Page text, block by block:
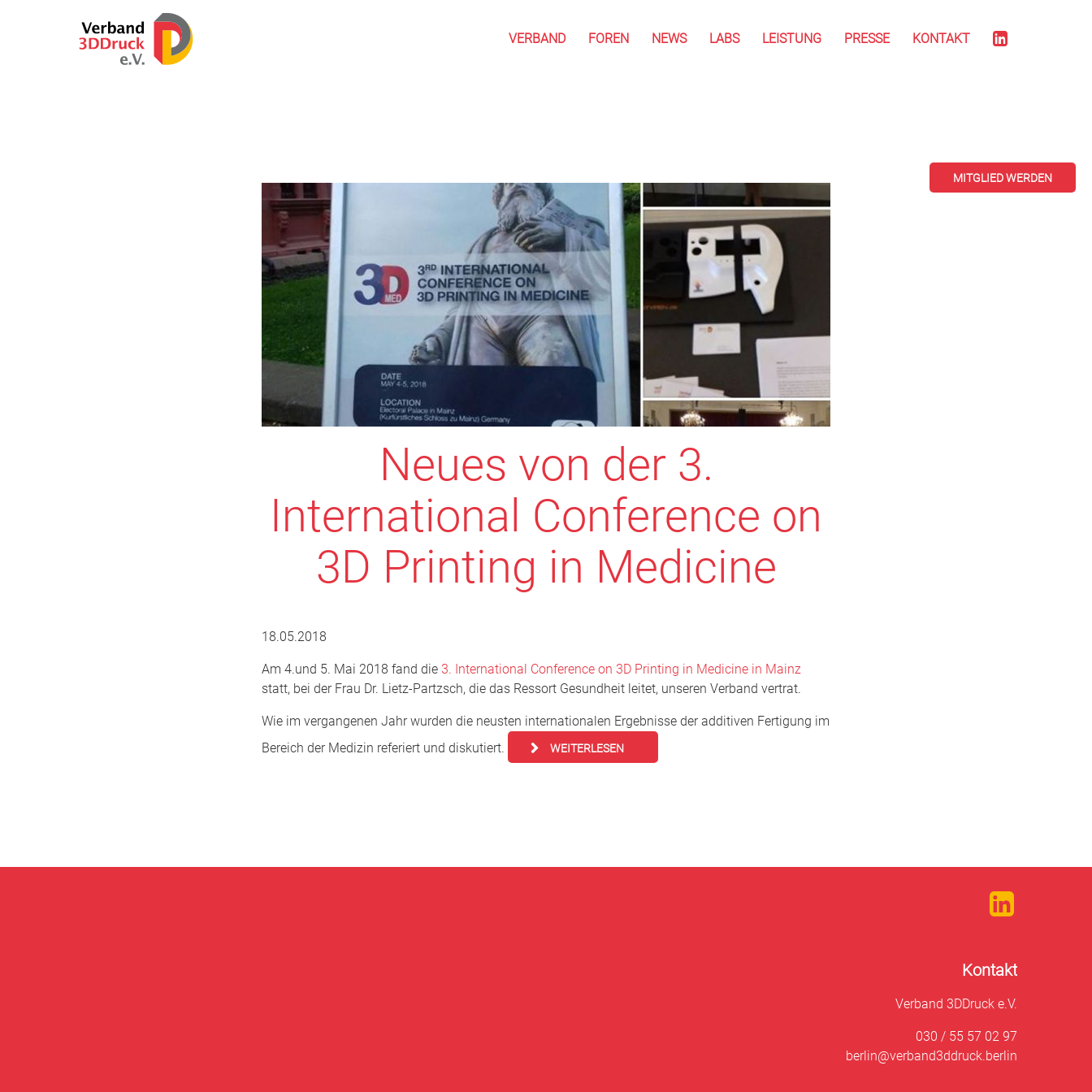
VERBAND FOREN NEWS LABS LEISTUNG PRESSE KONTAKT
Neues von der 3.
International Conference on
3D Printing in Medicine
18.05.2018
Am 4.und 5. Mai 2018 fand die 3. International Conference on 3D Printing in Medicine in Mainz
statt, bei der Frau Dr. Lietz-Partzsch, die das Ressort Gesundheit leitet, unseren Verband vertrat.
Wie im vergangenen Jahr wurden die neusten internationalen Ergebnisse der additiven Fertigung im
Bereich der Medizin referiert und diskutiert.
WEITERLESEN
MITGLIED WERDEN
Kontakt
Verband 3DDruck e.V.
030 / 55 57 02 97
berlin@verband3ddruck.berlin